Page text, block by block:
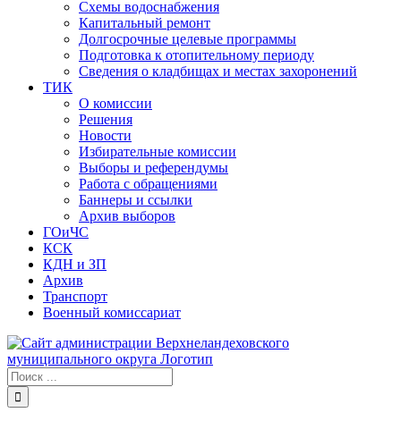
Схемы водоснабжения
Капитальный ремонт
Долгосрочные целевые программы
Подготовка к отопительному периоду
Сведения о кладбищах и местах захоронений
ТИК
О комиссии
Решения
Новости
Избирательные комиссии
Выборы и референдумы
Работа с обращениями
Баннеры и ссылки
Архив выборов
ГОиЧС
КСК
КДН и ЗП
Архив
Транспорт
Военный комиссариат
Результат
поиска: